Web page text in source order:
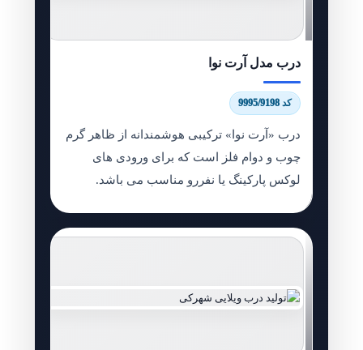
درب مدل آرت نوا
کد 9995/9198
درب «آرت نوا» ترکیبی هوشمندانه از ظاهر گرم
چوب و دوام فلز است که برای ورودی های
لوکس پارکینگ یا نفررو مناسب می باشد.